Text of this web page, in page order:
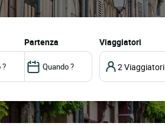
partenza Viaggiatori
2 Viaggiatori